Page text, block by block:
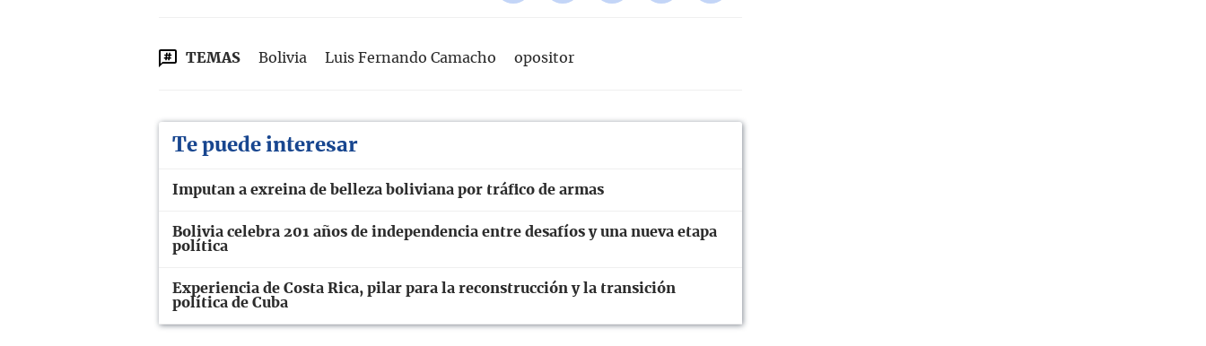
TEMAS Bolivia Luis Fernando Camacho opositor
Te puede interesar
Imputan a exreina de belleza boliviana por tráfico de armas
Bolivia celebra 201 años de independencia entre desafíos y una nueva etapa
política
Experiencia de Costa Rica, pilar para la reconstrucción y la transición
política de Cuba